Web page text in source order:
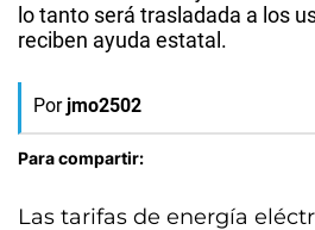
lo tanto será trasladada a los
reciben ayuda estatal.
Por jmo2502
Para compartir:
Las tarifas de energía